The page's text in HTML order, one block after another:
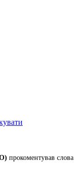
прокоментував слова